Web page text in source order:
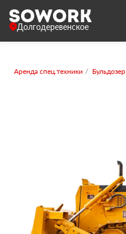
Долгодеревенское
Аренда спец.техники Бульдозер